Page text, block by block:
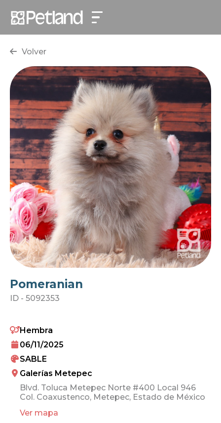
Volver
Pomeranian
ID - 5092353
Hembra
06/11/2025
SABLE
Galerías Metepec
Blvd. Toluca Metepec Norte #400 Local 946
Col. Coaxustenco, Metepec, Estado de México
Ver mapa